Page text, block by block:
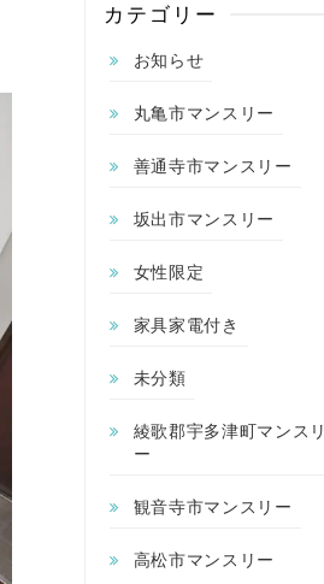
カテゴリー
お知らせ
丸亀市マンスリー
善通寺市マンスリー
坂出市マンスリー
女性限定
家具家電付き
未分類
綾歌郡宇多津町マンスリ
ー
観音寺市マンスリー
高松市マンスリー